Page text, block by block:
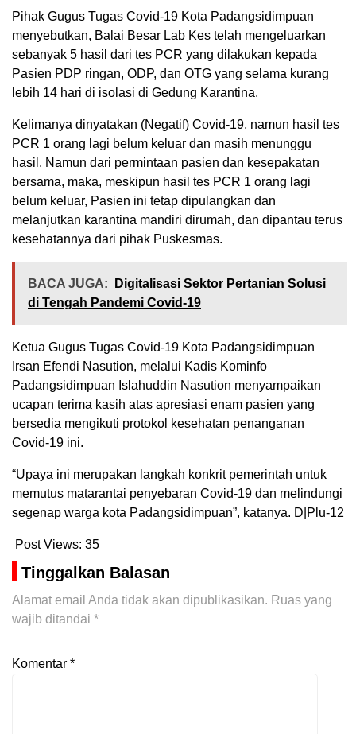
Pihak Gugus Tugas Covid-19 Kota Padangsidimpuan
menyebutkan, Balai Besar Lab Kes telah mengeluarkan
sebanyak 5 hasil dari tes PCR yang dilakukan kepada
Pasien PDP ringan, ODP, dan OTG yang selama kurang
lebih 14 hari di isolasi di Gedung Karantina.
Kelimanya dinyatakan (Negatif) Covid-19, namun hasil tes
PCR 1 orang lagi belum keluar dan masih menunggu
hasil. Namun dari permintaan pasien dan kesepakatan
bersama, maka, meskipun hasil tes PCR 1 orang lagi
belum keluar, Pasien ini tetap dipulangkan dan
melanjutkan karantina mandiri dirumah, dan dipantau terus
kesehatannya dari pihak Puskesmas.
BACA JUGA:
Digitalisasi Sektor Pertanian Solusi
di Tengah Pandemi Covid-19
Ketua Gugus Tugas Covid-19 Kota Padangsidimpuan
Irsan Efendi Nasution, melalui Kadis Kominfo
Padangsidimpuan Islahuddin Nasution menyampaikan
ucapan terima kasih atas apresiasi enam pasien yang
bersedia mengikuti protokol kesehatan penanganan
Covid-19 ini.
“Upaya ini merupakan langkah konkrit pemerintah untuk
memutus matarantai penyebaran Covid-19 dan melindungi
segenap warga kota Padangsidimpuan”, katanya. D|Plu-12
Post Views: 35
Tinggalkan Balasan
Alamat email Anda tidak akan dipublikasikan. Ruas yang
wajib ditandai *
Komentar *